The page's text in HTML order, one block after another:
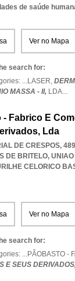
de saúde
Ver no Mapa
search for:
...LASER,
MASSA - II, LDA...
- Fabrico E
Lda
DE CRESPOS,
DE BRITELO,
CELORICO
Ver no Mapa
search for:
...PÃOBASTO -
E SEUS